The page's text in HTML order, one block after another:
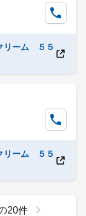
リーム ５５
リーム ５５
20件